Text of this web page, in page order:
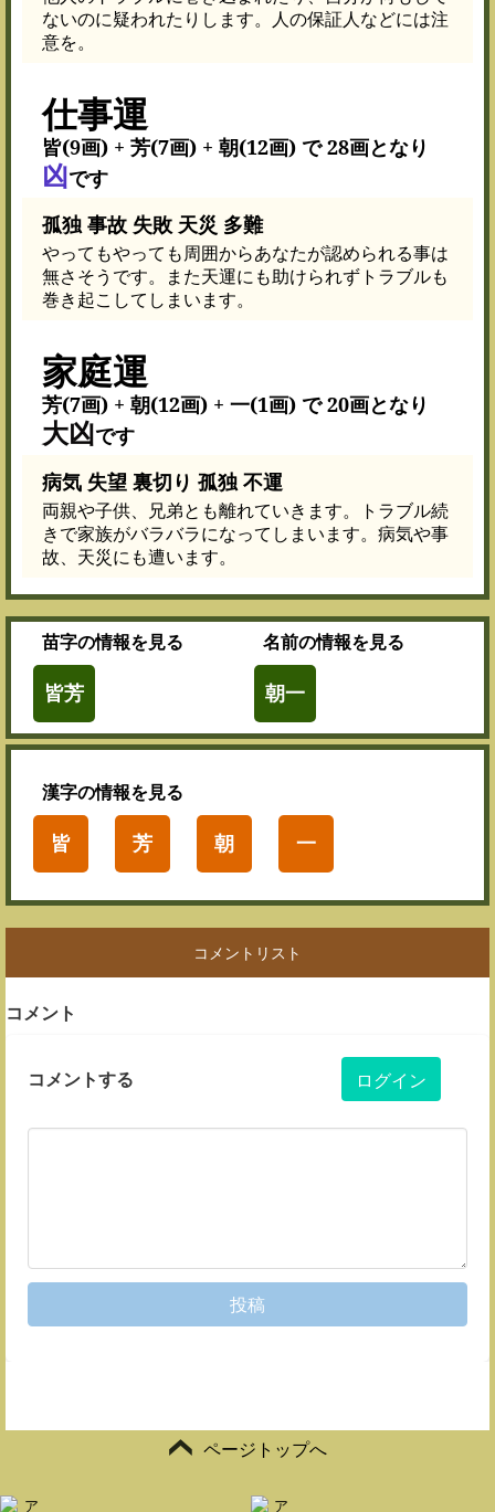
ないのに疑われたりします。人の保証人などには注
意を。
仕事運
皆(9画) + 芳(7画) + 朝(12画) で 28画となり
凶です
孤独 事故 失敗 天災 多難
やってもやっても周囲からあなたが認められる事は
無さそうです。また天運にも助けられずトラブルも
巻き起こしてしまいます。
家庭運
芳(7画) + 朝(12画) + 一(1画) で 20画となり
大凶です
病気 失望 裏切り 孤独 不運
両親や子供、兄弟とも離れていきます。トラブル続
きで家族がバラバラになってしまいます。病気や事
故、天災にも遭います。
苗字の情報を見る
皆芳
名前の情報を見る
朝一
漢字の情報を見る
皆 芳 朝 一
コメントリスト
コメント
コメントする ログイン
投稿
ページトップへ